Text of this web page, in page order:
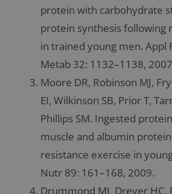
protein with carbohydrate
protein synthesis following
in trained young men. Appl
Metab 32: 1132–1138,
Moore DR, Robinson MJ, Fry
EI, Wilkinson SB, Prior T,
Phillips SM. Ingested
muscle and albumin
resistance exercise in
Nutr 89: 161–168, 2009.
Drummond MJ, Dreyer HC,